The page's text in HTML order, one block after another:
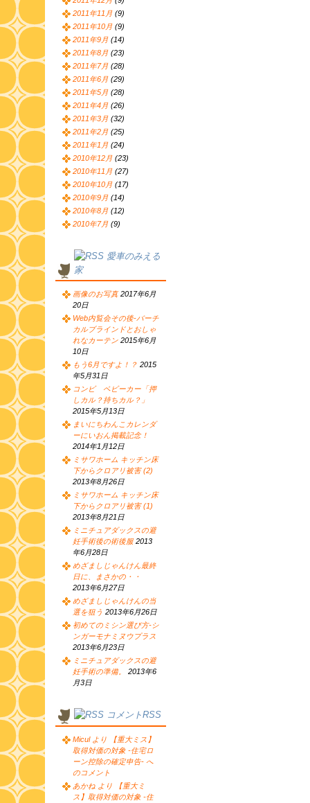
2011年11月 (9)
2011年10月 (9)
2011年9月 (14)
2011年8月 (23)
2011年7月 (28)
2011年6月 (29)
2011年5月 (28)
2011年4月 (26)
2011年3月 (32)
2011年2月 (25)
2011年1月 (24)
2010年12月 (23)
2010年11月 (27)
2010年10月 (17)
2010年9月 (14)
2010年8月 (12)
2010年7月 (9)
愛車のみえる
家
画像のお写真 2017年6月
20日
Web内覧会その後-バーチ
カルブラインドとおしゃ
れなカーテン 2015年6月
10日
もう6月ですよ！？ 2015
年5月31日
コンビ ベビーカー「押
しカル？持ちカル？」
2015年5月13日
まいにちわんこカレンダ
ーにいおん掲載記念！
2014年1月12日
ミサワホーム キッチン床
下からクロアリ被害 (2)
2013年8月26日
ミサワホーム キッチン床
下からクロアリ被害 (1)
2013年8月21日
ミニチュアダックスの避
妊手術後の術後服 2013
年6月28日
めざましじゃんけん最終
日に、まさかの・・
2013年6月27日
めざましじゃんけんの当
選を狙う 2013年6月26日
初めてのミシン選び方-シ
ンガーモナミヌウプラス
2013年6月23日
ミニチュアダックスの避
妊手術の準備。
2013年6
月3日
コメントRSS
Micul より 【重大ミス】
取得対価の対象 -住宅ロ
ーン控除の確定申告- へ
のコメント
あかね より 【重大ミ
ス】取得対価の対象 -住